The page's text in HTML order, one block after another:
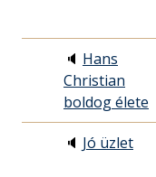
🔈 Hans
Christian
boldog élete
🔈 Jó üzlet